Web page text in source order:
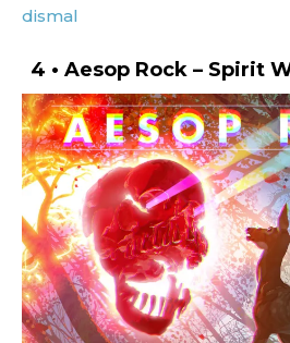
dismal
4 • Aesop Rock – Spirit